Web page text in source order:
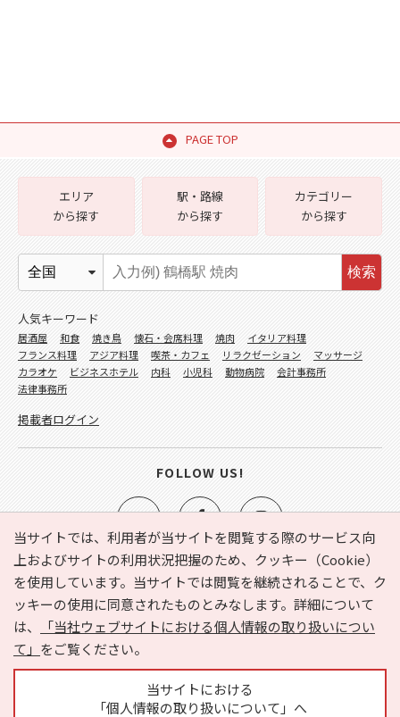
PAGE TOP
当サイトでは、利用者が当サイトを閲覧する際のサービス向
上およびサイトの利用状況把握のため、クッキー（Cookie）
を使用しています。当サイトでは閲覧を継続されることで、ク
ッキーの使用に同意されたものとみなします。詳細について
は、
「当社ウェブサイトにおける個人情報の取り扱いについ
て」 をご覧ください。
当サイトにおける
「個人情報の取り扱いについて」へ
e-NAVITA（イーナビタ）とは？ お気に入り
ヘルプ
利用規約
個人情報の取り扱いについて
運営会社
サイトマップ
広告掲載に関するお問い合わせ
エリア
から探す
駅・路線
から探す
カテゴリー
から探す
検索
人気キーワード
居酒屋 和食 焼き鳥 懐石・会席料理 焼肉
イタリア料理
フランス料理
アジア料理 喫茶・カフェ リラクゼーション
マッサージ
カラオケ
ビジネスホテル 内科 小児科 動物病院
会計事務所
法律事務所
掲載者ログイン
FOLLOW US!